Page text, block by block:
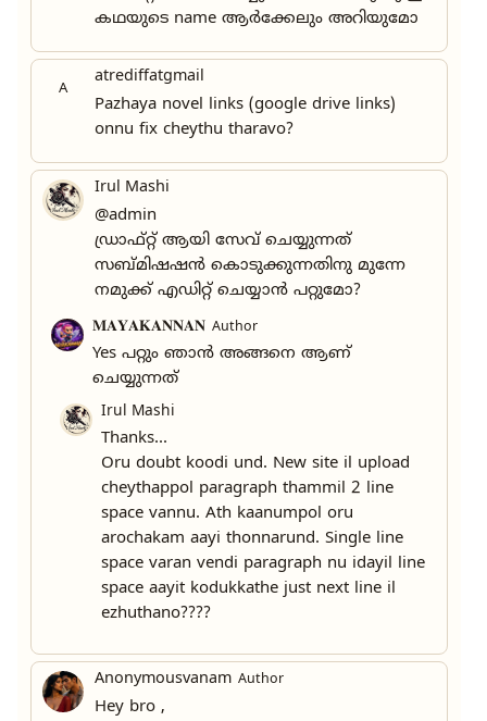
കഥയുടെ name ആർക്കേലും അറിയുമോ
A
atrediffatgmail
Pazhaya novel links (google drive links)
onnu fix cheythu tharavo?
Irul Mashi
@admin
ഡ്രാഫ്റ്റ് ആയി സേവ് ചെയ്യുന്നത്
സബ്‌മിഷഷൻ കൊടുക്കുന്നതിനു മുന്നേ
നമുക്ക് എഡിറ്റ്‌ ചെയ്യാൻ പറ്റുമോ?
𝐌𝐀𝐘𝐀𝐊𝐀𝐍𝐍𝐀𝐍 Author
Yes പറ്റും ഞാൻ അങ്ങനെ ആണ്
ചെയ്യുന്നത്
Irul Mashi
Thanks...
Oru doubt koodi und. New site il upload
cheythappol paragraph thammil 2 line
space vannu. Ath kaanumpol oru
arochakam aayi thonnarund. Single line
space varan vendi paragraph nu idayil line
space aayit kodukkathe just next line il
ezhuthano????
Anonymousvanam Author
Hey bro ,